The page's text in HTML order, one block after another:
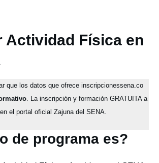
Actividad Física en
que los datos que ofrece inscripcionessena.co
. La inscripción y formación GRATUITA a
el portal oficial Zajuna del SENA.
de programa es?